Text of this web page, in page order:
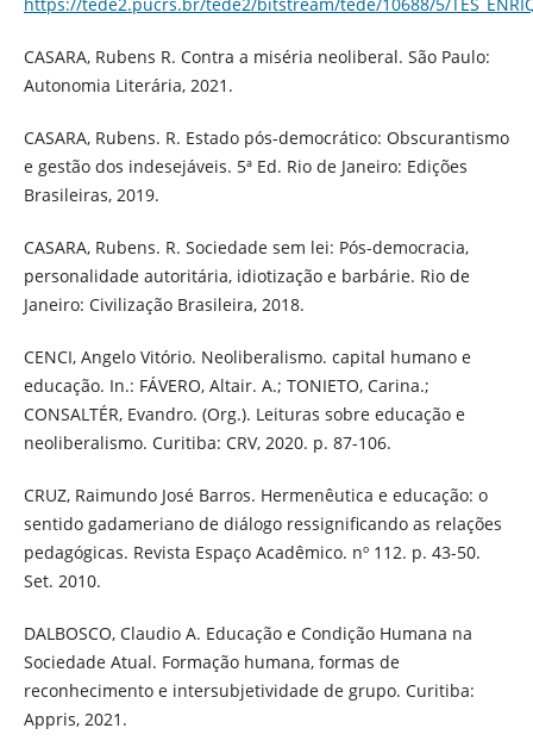
CASARA, Rubens R. Contra a miséria neoliberal. São Paulo:
Autonomia Literária, 2021.
CASARA, Rubens. R. Estado pós-democrático: Obscurantismo
e gestão dos indesejáveis. 5ª Ed. Rio de Janeiro: Edições
Brasileiras, 2019.
CASARA, Rubens. R. Sociedade sem lei: Pós-democracia,
personalidade autoritária, idiotização e barbárie. Rio de
Janeiro: Civilização Brasileira, 2018.
CENCI, Angelo Vitório. Neoliberalismo. capital humano e
educação. In.: FÁVERO, Altair. A.; TONIETO, Carina.;
CONSALTÉR, Evandro. (Org.). Leituras sobre educação e
neoliberalismo. Curitiba: CRV, 2020. p. 87-106.
CRUZ, Raimundo José Barros. Hermenêutica e educação: o
sentido gadameriano de diálogo ressignificando as relações
pedagógicas. Revista Espaço Acadêmico. nº 112. p. 43-50.
Set. 2010.
DALBOSCO, Claudio A. Educação e Condição Humana na
Sociedade Atual. Formação humana, formas de
reconhecimento e intersubjetividade de grupo. Curitiba:
Appris, 2021.